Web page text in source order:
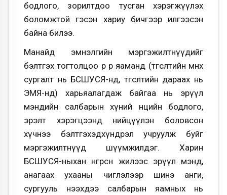
бодлого, зорилтдоо тусган хэрэгжүүлэх
боломжтой гэсэн хариу бичгээр илгээсэн
байна билээ.
Манайд эмнэлгийн мэргэжилтнүүдийг
бэлтгэх тогтолцоо өөр өөр яаманд (төгсөлтийн өмнөх
сургалт нь БСШУСЯ-нд, төгсөлтийн дараах нь
ЭМЯ-нд) харьяалагдаж байгаа нь эрүүл
мэндийн салбарын хүний нөөцийн бодлого,
эрэлт хэрэгцээнд нийцүүлэн боловсон
хүчнээ бэлтгэхэдхүндрэл учруулж буйг
мэргэжилтнүүд шүүмжилдэг. Харин
БСШУСЯ-ныхан өнгөрсөн жилээс эрүүл мэнд,
анагаах ухааны чиглэлээр шинэ анги,
сургууль нээхдээ салбарын яамных нь